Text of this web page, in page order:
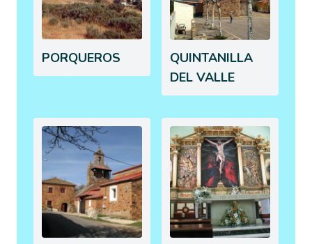
PORQUEROS
QUINTANILLA
DEL VALLE